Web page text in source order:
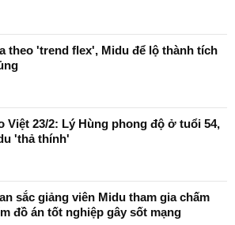
theo 'trend flex', Midu để lộ thành tích
Việt 23/2: Lý Hùng phong độ ở tuổi 54,
'thả thính'
sắc giảng viên Midu tham gia chấm
đồ án tốt nghiệp gây sốt mạng